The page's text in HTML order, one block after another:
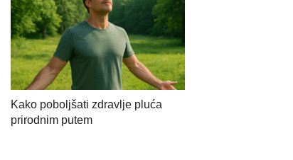
Kako poboljšati zdravlje pluća
prirodnim putem